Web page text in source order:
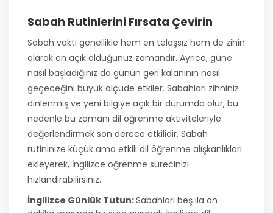
Sabah Rutinlerini Fırsata Çevirin
Sabah vakti genellikle hem en telaşsız hem de zihin
olarak en açık olduğunuz zamandır. Ayrıca, güne
nasıl başladığınız da günün geri kalanının nasıl
geçeceğini büyük ölçüde etkiler. Sabahları zihniniz
dinlenmiş ve yeni bilgiye açık bir durumda olur, bu
nedenle bu zamanı dil öğrenme aktiviteleriyle
değerlendirmek son derece etkilidir. Sabah
rutininize küçük ama etkili dil öğrenme alışkanlıkları
ekleyerek, İngilizce öğrenme sürecinizi
hızlandırabilirsiniz.
İngilizce Günlük Tutun:Sabahları beş ila on